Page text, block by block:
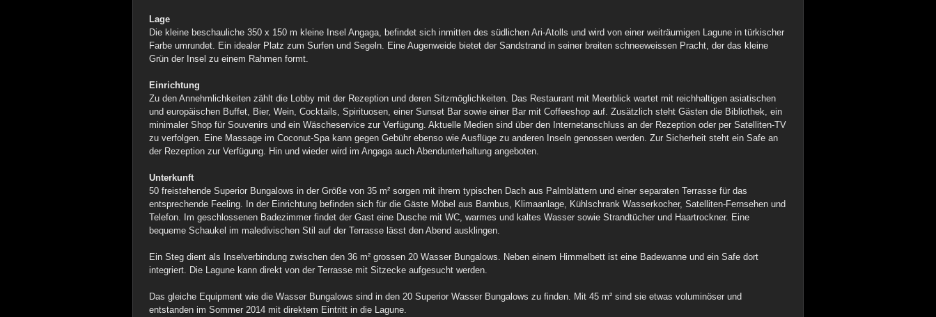
Lage
Die kleine beschauliche 350 x 150 m kleine Insel Angaga, befindet sich inmitten des südlichen Ari-Atolls und wird von einer weiträumigen Lagune in türkischer
Farbe umrundet. Ein idealer Platz zum Surfen und Segeln. Eine Augenweide bietet der Sandstrand in seiner breiten schneeweissen Pracht, der das kleine
Grün der Insel zu einem Rahmen formt.
Einrichtung
Zu den Annehmlichkeiten zählt die Lobby mit der Rezeption und deren Sitzmöglichkeiten. Das Restaurant mit Meerblick wartet mit reichhaltigen asiatischen
und europäischen Buffet, Bier, Wein, Cocktails, Spirituosen, einer Sunset Bar sowie einer Bar mit Coffeeshop auf. Zusätzlich steht Gästen die Bibliothek, ein
minimaler Shop für Souvenirs und ein Wäscheservice zur Verfügung. Aktuelle Medien sind über den Internetanschluss an der Rezeption oder per Satelliten-TV
zu verfolgen. Eine Massage im Coconut-Spa kann gegen Gebühr ebenso wie Ausflüge zu anderen Inseln genossen werden. Zur Sicherheit steht ein Safe an
der Rezeption zur Verfügung. Hin und wieder wird im Angaga auch Abendunterhaltung angeboten.
Unterkunft
50 freistehende Superior Bungalows in der Größe von 35 m² sorgen mit ihrem typischen Dach aus Palmblättern und einer separaten Terrasse für das
entsprechende Feeling. In der Einrichtung befinden sich für die Gäste Möbel aus Bambus, Klimaanlage, Kühlschrank Wasserkocher, Satelliten-Fernsehen und
Telefon. Im geschlossenen Badezimmer findet der Gast eine Dusche mit WC, warmes und kaltes Wasser sowie Strandtücher und Haartrockner. Eine
bequeme Schaukel im maledivischen Stil auf der Terrasse lässt den Abend ausklingen.
Ein Steg dient als Inselverbindung zwischen den 36 m² grossen 20 Wasser Bungalows. Neben einem Himmelbett ist eine Badewanne und ein Safe dort
integriert. Die Lagune kann direkt von der Terrasse mit Sitzecke aufgesucht werden.
Das gleiche Equipment wie die Wasser Bungalows sind in den 20 Superior Wasser Bungalows zu finden. Mit 45 m² sind sie etwas voluminöser und
entstanden im Sommer 2014 mit direktem Eintritt in die Lagune.